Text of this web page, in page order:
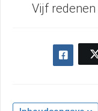
Vijf